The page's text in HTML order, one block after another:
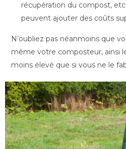
récupération du compost,
peuvent ajouter des coûts
N’oubliez pas néanmoins que
même votre composteur, ainsi
moins élevé que si vous ne le